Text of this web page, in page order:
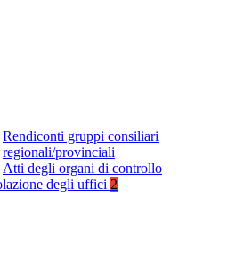
Rendiconti gruppi consiliari
regionali/provinciali
Atti degli organi di controllo
degli uffici 2